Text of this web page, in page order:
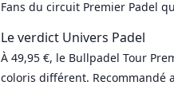
Fans du circuit Premier Padel
Le verdict Univers Padel
À 49,95 €, le Bullpadel Tour
coloris différent. Recommandé